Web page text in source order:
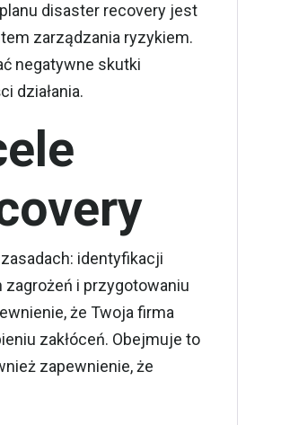
disaster recovery jest
zarządzania ryzykiem.
negatywne skutki
działania.
identyfikacji
i przygotowaniu
że Twoja firma
zakłóceń. Obejmuje to
zapewnienie, że